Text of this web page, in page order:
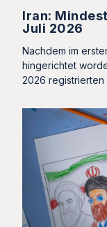
Iran:
Juli 2026
Nachdem im
hingerichtet
2026 registrierten